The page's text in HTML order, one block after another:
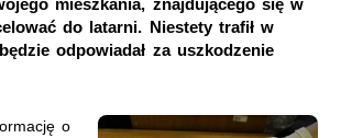
mieszkania, znajdującego się w
do latarni. Niestety trafił w
odpowiadał za uszkodzenie
o